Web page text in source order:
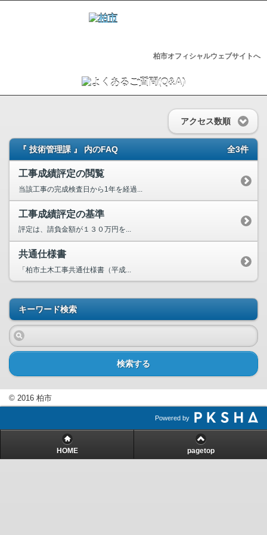
柏市オフィシャルウェブサイトへ
アクセス数順
『 技術管理課 』 内のFAQ 全3件
工事成績評定の閲覧
当該工事の完成検査日から1年を経過...
工事成績評定の基準
評定は、請負金額が１３０万円を...
共通仕様書
「柏市土木工事共通仕様書（平成...
キーワード検索
検索する
© 2016 柏市
Powered by
HOME pagetop